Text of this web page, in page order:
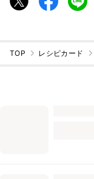
TOP レシピカード